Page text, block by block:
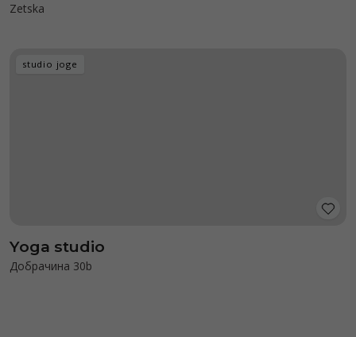
Zetska
studio joge
Yoga studio
Добрачина 30b